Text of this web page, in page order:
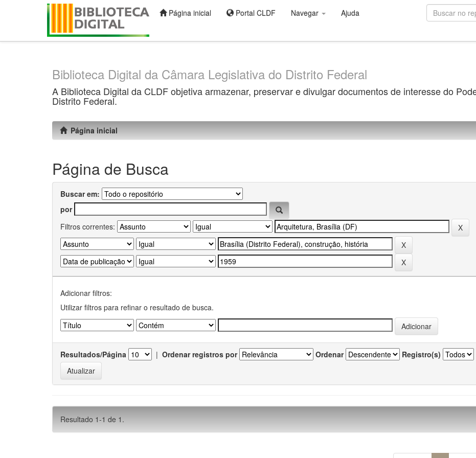
Página inicial Portal CLDF Navegar Ajuda
Biblioteca Digital da Câmara Legislativa do Distrito Federal
A Biblioteca Digital da CLDF objetiva armazenar, preservar e divulgar documentos de interesse do
Distrito Federal.
Página inicial
Página de Busca
Buscar em:
por
Filtros correntes:
Adicionar filtros:
Utilizar filtros para refinar o resultado de busca.
Resultados/Página | Ordenar registros por Ordenar Registro(s)
Resultado 1-1 de 1.